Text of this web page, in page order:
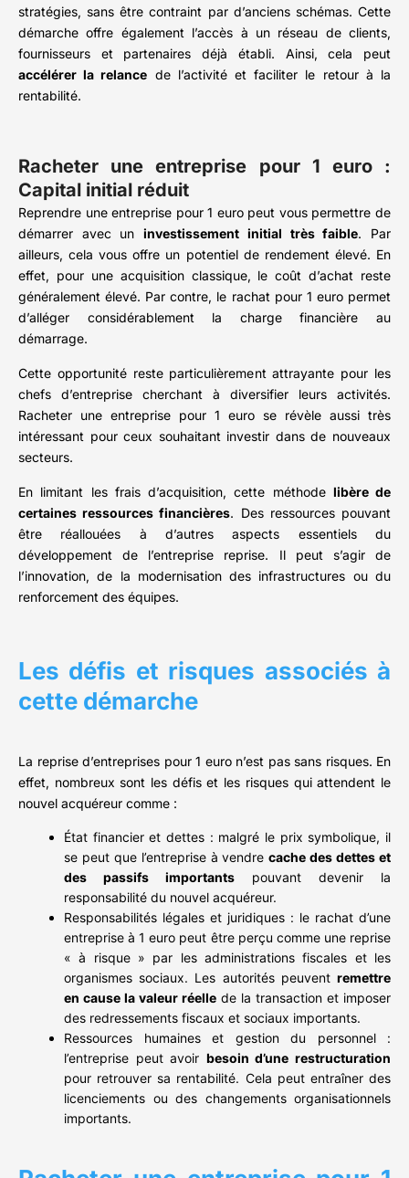
stratégies, sans être contraint par d’anciens schémas. Cette
démarche offre également l’accès à un réseau de clients,
fournisseurs et partenaires déjà établi. Ainsi, cela peut
accélérer la relance de l’activité et faciliter le retour à la
rentabilité.
Racheter une entreprise pour 1 euro :
Capital initial réduit
Reprendre une entreprise pour 1 euro peut vous permettre de
démarrer avec uninvestissement initial très faible. Par
ailleurs, cela vous offre un potentiel de rendement élevé. En
effet, pour une acquisition classique, le coût d’achat reste
généralement élevé. Par contre, le rachat pour 1 euro permet
d’alléger considérablement la charge financière au
démarrage.
Cette opportunité reste particulièrement attrayante pour les
chefs d’entreprise cherchant à diversifier leurs activités.
Racheter une entreprise pour 1 euro se révèle aussi très
intéressant pour ceux souhaitant investir dans de nouveaux
secteurs.
En limitant les frais d’acquisition, cette méthode libère de
certaines ressources financières. Des ressources pouvant
être réallouées à d’autres aspects essentiels du
développement de l’entreprise reprise. Il peut s’agir de
l’innovation, de la modernisation des infrastructures ou du
renforcement des équipes.
Les défis et risques associés à
cette démarche
La reprise d’entreprises pour 1 euro n’est pas sans risques. En
effet, nombreux sont les défis et les risques qui attendent le
nouvel acquéreur comme :
État financier et dettes : malgré le prix symbolique, il
se peut que l’entreprise à vendrecache des dettes et
des passifs importants pouvant devenir la
responsabilité du nouvel acquéreur.
Responsabilités légales et juridiques : le rachat d’une
entreprise à 1 euro peut être perçu comme une reprise
« à risque » par les administrations fiscales et les
organismes sociaux. Les autorités peuvent remettre
en cause la valeur réelle de la transaction et imposer
des redressements fiscaux et sociaux importants.
Ressources humaines et gestion du personnel :
l’entreprise peut avoir besoin d’une restructuration
pour retrouver sa rentabilité. Cela peut entraîner des
licenciements ou des changements organisationnels
importants.